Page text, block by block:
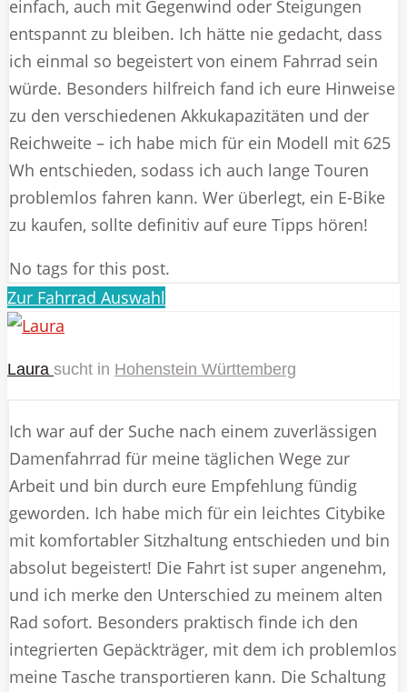
einfach, auch mit Gegenwind oder Steigungen
entspannt zu bleiben. Ich hätte nie gedacht, dass
ich einmal so begeistert von einem Fahrrad sein
würde. Besonders hilfreich fand ich eure Hinweise
zu den verschiedenen Akkukapazitäten und der
Reichweite – ich habe mich für ein Modell mit 625
Wh entschieden, sodass ich auch lange Touren
problemlos fahren kann. Wer überlegt, ein E-Bike
zu kaufen, sollte definitiv auf eure Tipps hören!
No tags for this post.
Zur Fahrrad Auswahl
Laura sucht in Hohenstein Württemberg
Ich war auf der Suche nach einem zuverlässigen
Damenfahrrad für meine täglichen Wege zur
Arbeit und bin durch eure Empfehlung fündig
geworden. Ich habe mich für ein leichtes Citybike
mit komfortabler Sitzhaltung entschieden und bin
absolut begeistert! Die Fahrt ist super angenehm,
und ich merke den Unterschied zu meinem alten
Rad sofort. Besonders praktisch finde ich den
integrierten Gepäckträger, mit dem ich problemlos
meine Tasche transportieren kann. Die Schaltung